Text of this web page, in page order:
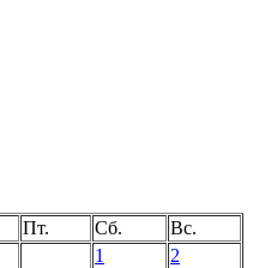
Пт. Сб.
Вс.
1
2